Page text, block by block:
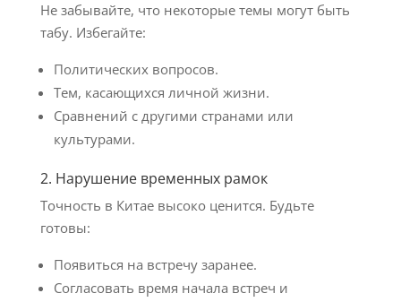
Не забывайте, что некоторые темы могут быть
табу. Избегайте:
Политических вопросов.
Тем, касающихся личной жизни.
Сравнений с другими странами или
культурами.
2. Нарушение временных рамок
Точность в Китае высоко ценится. Будьте
готовы:
Появиться на встречу заранее.
Согласовать время начала встреч и